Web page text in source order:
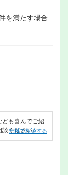
を満たす場合
ども喜んでご紹
談ください。
無料で相談する